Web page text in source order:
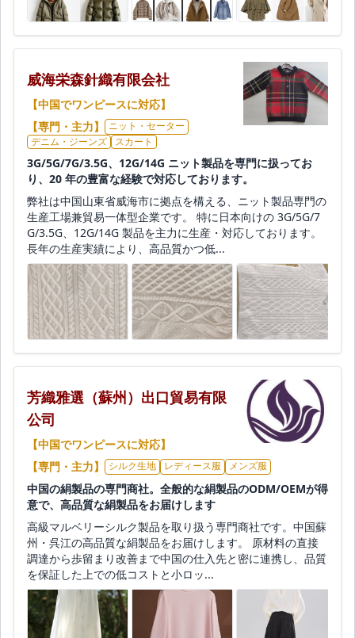
威海栄森針織有限会社
【中国でワンピースに対応】
【専門・主力】
ニット・セーター
デニム・ジーンズ
スカート
3G/5G/7G/3.5G、12G/14G ニット製品を専門に扱ってお
り、20 年の豊富な経験で対応しております。
弊社は中国山東省威海市に拠点を構える、ニット製品専門の
生産工場兼貿易一体型企業です。 特に日本向けの 3G/5G/7
G/3.5G、12G/14G 製品を主力に生産・対応しております。
長年の生産実績により、高品質かつ低...
芳織雅選（蘇州）出口貿易有限
公司
【中国でワンピースに対応】
【専門・主力】
シルク生地 レディース服 メンズ服
中国の絹製品の専門商社。全般的な絹製品のODM/OEMが得
意で、高品質な絹製品をお届けします
高級マルベリーシルク製品を取り扱う専門商社です。中国蘇
州・呉江の高品質な絹製品をお届けします。 原材料の直接
調達から歩留まり改善まで中国の仕入先と密に連携し、品質
を保証した上での低コストと小ロッ...